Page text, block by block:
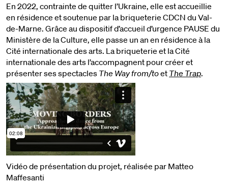
En 2022, contrainte de quitter l’Ukraine, elle est accueillie
en résidence et soutenue par la briqueterie CDCN du Val-
de-Marne. Grâce au dispositif d’accueil d’urgence PAUSE du
Ministère de la Culture, elle passe un an en résidence à la
Cité internationale des arts. La briqueterie et la Cité
internationale des arts l’accompagnent pour créer et
présenter ses spectacles The Way from/toet The Trap.
Vidéo de présentation du projet, réalisée par Matteo
Maffesanti